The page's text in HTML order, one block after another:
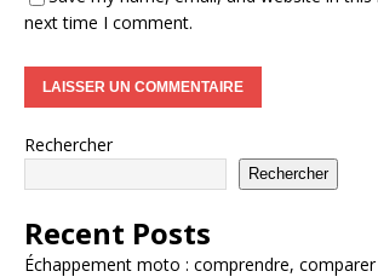
next time I comment.
Rechercher
Rechercher
Recent Posts
Échappement moto : comprendre,